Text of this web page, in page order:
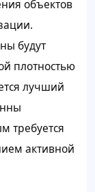
объектов
будут
плотностью
лучший
требуется
активной